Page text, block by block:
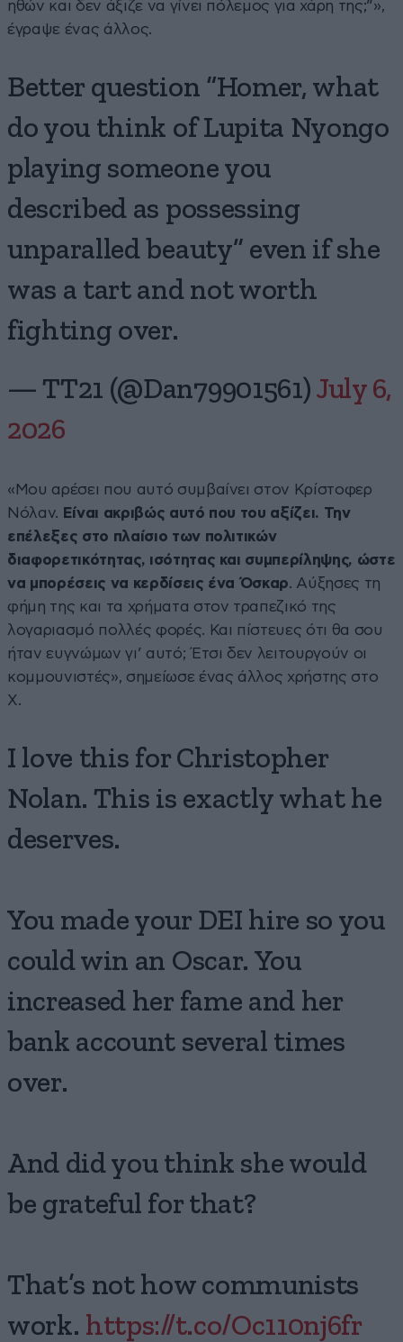
ηθών και δεν άξιζε να γίνει πόλεμος για χάρη της;”»,
έγραψε ένας άλλος.
Better question “Homer, what
do you think of Lupita Nyongo
playing someone you
described as possessing
unparalled beauty” even if she
was a tart and not worth
fighting over.
— TT21 (@Dan79901561) July 6,
2026
«Μου αρέσει που αυτό συμβαίνει στον Κρίστοφερ
Νόλαν. Είναι ακριβώς αυτό που του αξίζει. Την
επέλεξες στο πλαίσιο των πολιτικών
διαφορετικότητας, ισότητας και συμπερίληψης, ώστε
να μπορέσεις να κερδίσεις ένα Όσκαρ. Αύξησες τη
φήμη της και τα χρήματα στον τραπεζικό της
λογαριασμό πολλές φορές. Και πίστευες ότι θα σου
ήταν ευγνώμων γι’ αυτό; Έτσι δεν λειτουργούν οι
κομμουνιστές», σημείωσε ένας άλλος χρήστης στο
Χ.
I love this for Christopher
Nolan. This is exactly what he
deserves.
You made your DEI hire so you
could win an Oscar. You
increased her fame and her
bank account several times
over.
And did you think she would
be grateful for that?
That’s not how communists
work. https://t.co/Oc110nj6fr